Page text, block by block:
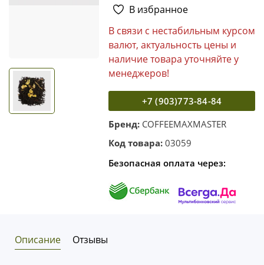
В избранное
В связи с нестабильным курсом
валют, актуальность цены и
наличие товара уточняйте у
менеджеров!
+7 (903)773-84-84
Бренд: COFFEEMAXMASTER
Код товара: 03059
Безопасная оплата через:
Описание Отзывы